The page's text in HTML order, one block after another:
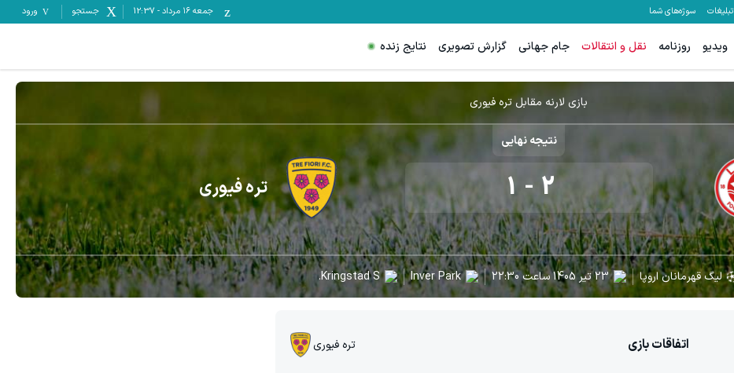
تبلیغات سوژه‌های شما جمعه ۱۶ مرداد -
12:37 جستجو ورود
ویدیو روزنامه نقل و انتقالات جام جهانی گزارش تصویری نتایج زنده
بازی لارنه مقابل تره فیوری
نتیجه نهایی
2
-
1 تره فیوری
لیگ قهرمانان اروپا 23 تیر 1405 ساعت 22:30
Inver Park
Kringstad S.
اتفاقات بازی تره فیوری